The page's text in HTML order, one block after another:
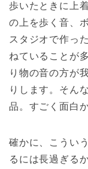
歩いたときに上
の上を歩く音、
スタジオで作っ
ねていることが
り物の音の方が
りします。そん
品。すごく面白
確かに、こうい
るには長過ぎる